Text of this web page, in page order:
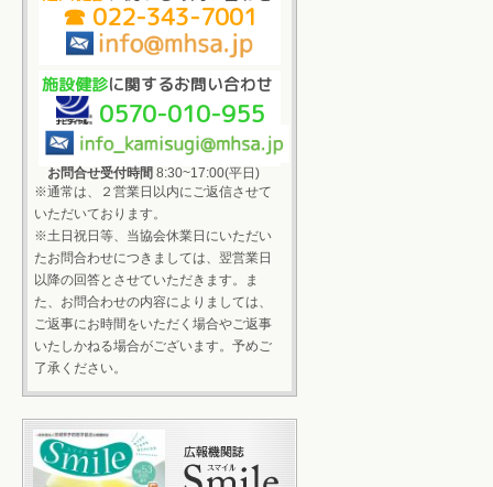
☎ 022-343-7001
施設健診に関するお問い合わせ
0570-010-955
お問合せ受付時間 8:30~17:00(平日)
※通常は、２営業日以内にご返信させて
いただいております。
※土日祝日等、当協会休業日にいただい
たお問合わせにつきましては、翌営業日
以降の回答とさせていただきます。ま
た、お問合わせの内容によりましては、
ご返事にお時間をいただく場合やご返事
いたしかねる場合がございます。予めご
了承ください。